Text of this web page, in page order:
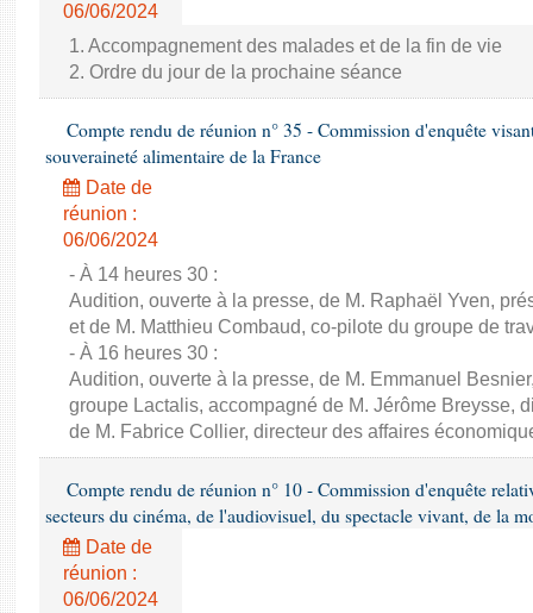
06/06/2024
1. Accompagnement des malades et de la fin de vie
2. Ordre du jour de la prochaine séance
Compte rendu de réunion n° 35 - Commission d'enquête
souveraineté alimentaire de la France
Date de
réunion :
06/06/2024
- À 14 heures 30 :
Audition, ouverte à la presse, de M. Raphaël Yven,
et de M. Matthieu Combaud, co-pilote du groupe de
- À 16 heures 30 :
Audition, ouverte à la presse, de M. Emmanuel
groupe Lactalis, accompagné de M. Jérôme Breysse,
de M. Fabrice Collier, directeur des affaires
Compte rendu de réunion n° 10 - Commission d'enquête
secteurs du cinéma, de l'audiovisuel, du spectacle vivant, de la
Date de
réunion :
06/06/2024